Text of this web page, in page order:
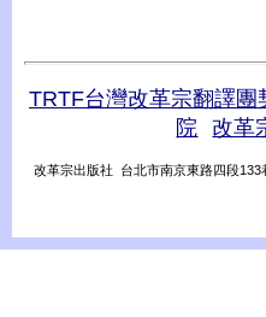
TRTF台灣改革宗翻譯團
院
改革
改革宗出版社 台北市南京東路四段133